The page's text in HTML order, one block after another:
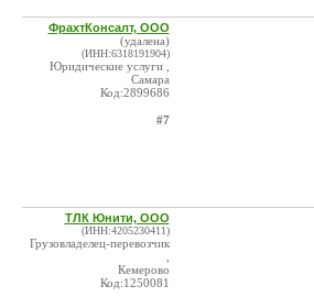
ФрахтКонсалт, ООО
(удалена)
(ИНН:6318191904)
Юридические услуги ,
Самара
Код:2899686
#7
ТЛК Юнити, ООО
(ИНН:4205230411)
Грузовладелец-перевозчик
Кемерово
Код:1250081